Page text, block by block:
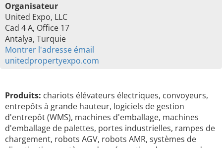
Organisateur
United Expo, LLC
Cad 4 A, Office 17
Antalya, Turquie
Montrer l'adresse émail
unitedpropertyexpo.com
Produits: chariots élévateurs électriques, convoyeurs,
entrepôts à grande hauteur, logiciels de gestion
d'entrepôt (WMS), machines d'emballage, machines
d'emballage de palettes, portes industrielles, rampes de
chargement, robots AGV, robots AMR, systèmes de